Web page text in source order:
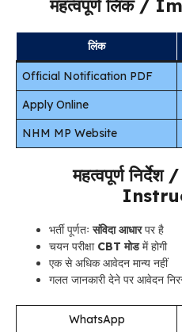
महत्वपूर्ण लिंक /
लिंक
Official Notification PDF
Apply Online
NHM MP Website
महत्वपूर्ण
भर्ती पूर्णतःसंविदा आधारपर है
चयन परीक्षा CBT मोडमें होगी
एक से अधिक आवेदन मान्य नहीं
गलत जानकारी देने पर आवेदन
WhatsApp